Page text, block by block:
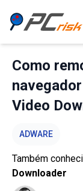
Como
Video
ADWARE
Também
Downloader